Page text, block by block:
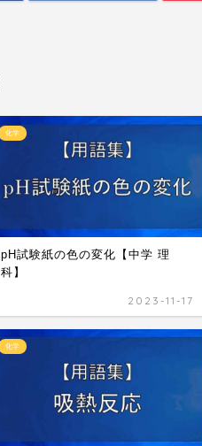
化学
pH試験紙の色の変化【中学 理
科】
2023-11-17
化学